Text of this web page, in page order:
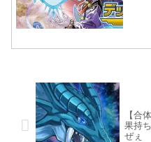
【合
果持
ぜぇ